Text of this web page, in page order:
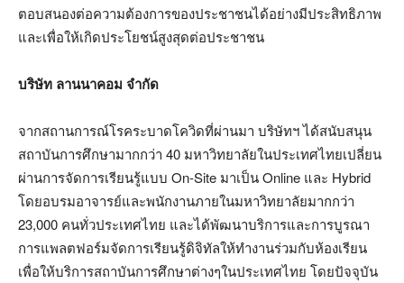
ตอบสนองต่อความต้องการของประชาชนได้อย่างมีประสิทธิภาพ
และเพื่อให้เกิดประโยชน์สูงสุดต่อประชาชน
บริษัท ลานนาคอม จำกัด
จากสถานการณ์โรคระบาดโควิดที่ผ่านมา บริษัทฯ ได้สนับสนุน
สถาบันการศึกษามากกว่า 40 มหาวิทยาลัยในประเทศไทยเปลี่ยน
ผ่านการจัดการเรียนรู้แบบ On-Site มาเป็น Online และ Hybrid
โดยอบรมอาจารย์และพนักงานภายในมหาวิทยาลัยมากกว่า
23,000 คนทั่วประเทศไทย และได้พัฒนาบริการและการบูรณา
การแพลตฟอร์มจัดการเรียนรู้ดิจิทัลให้ทำงานร่วมกับห้องเรียน
เพื่อให้บริการสถาบันการศึกษาต่างๆในประเทศไทย โดยปัจจุบัน